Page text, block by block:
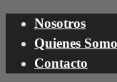
Nosotros
Quienes
Contacto